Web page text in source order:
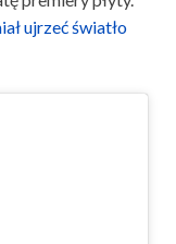
ujrzeć światło